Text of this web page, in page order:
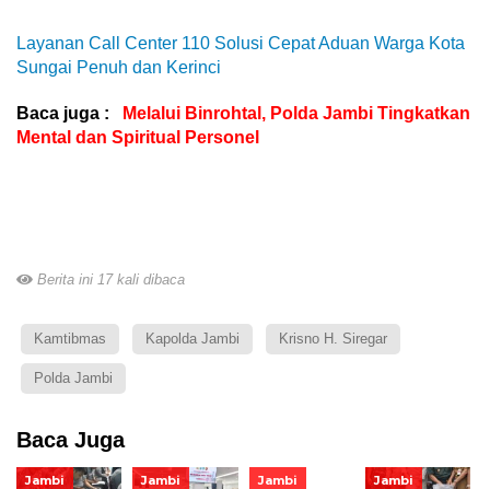
Layanan Call Center 110 Solusi Cepat Aduan Warga Kota
Sungai Penuh dan Kerinci
Baca juga :
Melalui Binrohtal, Polda Jambi Tingkatkan
Mental dan Spiritual Personel
Berita ini 17 kali dibaca
Kamtibmas Kapolda Jambi Krisno H. Siregar
Polda Jambi
Baca Juga
Jambi Jambi Jambi Jambi